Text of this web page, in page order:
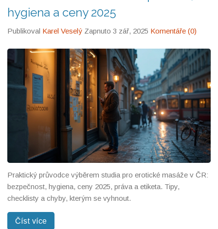
hygiena a ceny 2025
Publikoval Karel Veselý Zapnuto 3 zář, 2025 Komentáře (0)
Praktický průvodce výběrem studia pro erotické masáže v ČR:
bezpečnost, hygiena, ceny 2025, práva a etiketa. Tipy,
checklisty a chyby, kterým se vyhnout.
Číst více